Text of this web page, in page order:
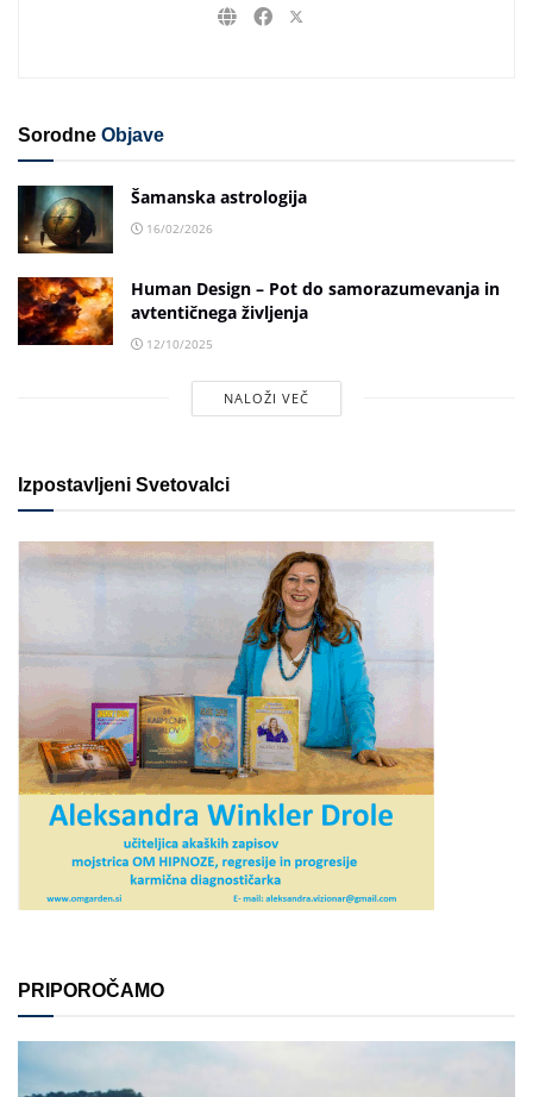
Sorodne Objave
Šamanska astrologija
16/02/2026
Human Design – Pot do samorazumevanja in
avtentičnega življenja
12/10/2025
NALOŽI VEČ
Izpostavljeni Svetovalci
PRIPOROČAMO